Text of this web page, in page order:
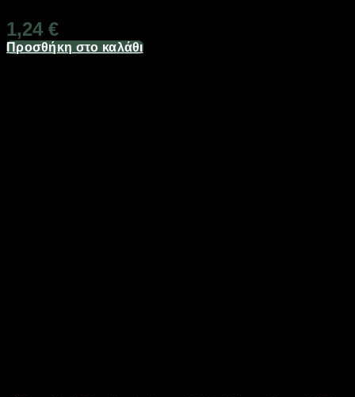
1,24 €
Προσθήκη στο καλάθι